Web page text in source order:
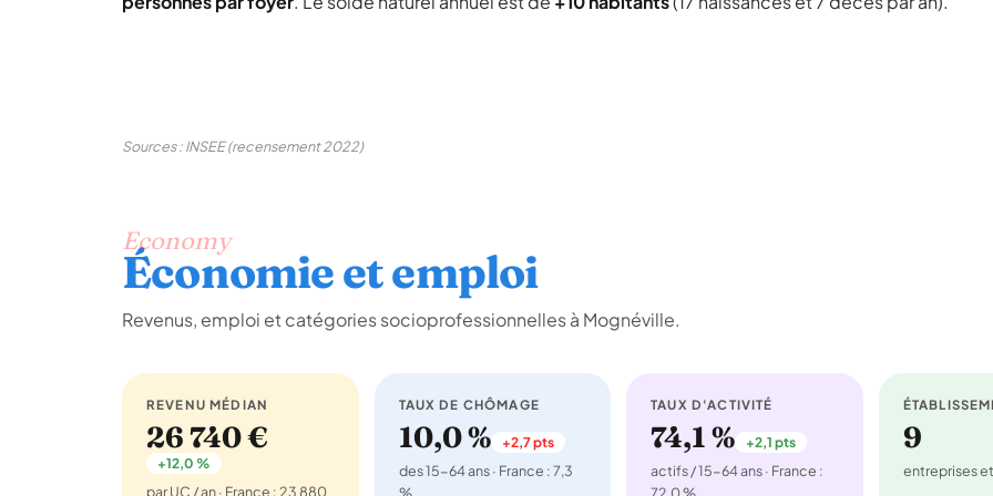
Sources : INSEE (recensement 2022)
Economy
Économie et emploi
Revenus, emploi et catégories socioprofessionnelles à Mognéville.
REVENU MÉDIAN
26 740 €
+12,0 %
par UC / an · France : 23 880
TAUX DE CHÔMAGE
10,0 % +2,7 pts
des 15-64 ans · France : 7,3
TAUX D'ACTIVITÉ
74,1 % +2,1 pts
actifs / 15-64 ans · France :
9
entreprises